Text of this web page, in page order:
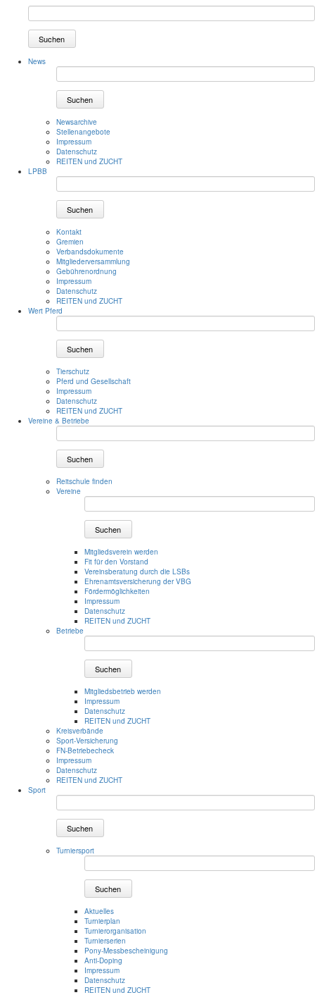
Suchen
News
Suchen
Newsarchive
Stellenangebote
Impressum
Datenschutz
REITEN und ZUCHT
LPBB
Suchen
Kontakt
Gremien
Verbandsdokumente
Mitgliederversammlung
Gebührenordnung
Impressum
Datenschutz
REITEN und ZUCHT
Wert Pferd
Suchen
Tierschutz
Pferd und Gesellschaft
Impressum
Datenschutz
REITEN und ZUCHT
Vereine & Betriebe
Suchen
Reitschule finden
Vereine
Suchen
Mitgliedsverein werden
Fit für den Vorstand
Vereinsberatung durch die LSBs
Ehrenamtsversicherung der VBG
Fördermöglichkeiten
Impressum
Datenschutz
REITEN und ZUCHT
Betriebe
Suchen
Mitgliedsbetrieb werden
Impressum
Datenschutz
REITEN und ZUCHT
Kreisverbände
Sport-Versicherung
FN-Betriebecheck
Impressum
Datenschutz
REITEN und ZUCHT
Sport
Suchen
Turniersport
Suchen
Aktuelles
Turnierplan
Turnierorganisation
Turnierserien
Pony-Messbescheinigung
Anti-Doping
Impressum
Datenschutz
REITEN und ZUCHT